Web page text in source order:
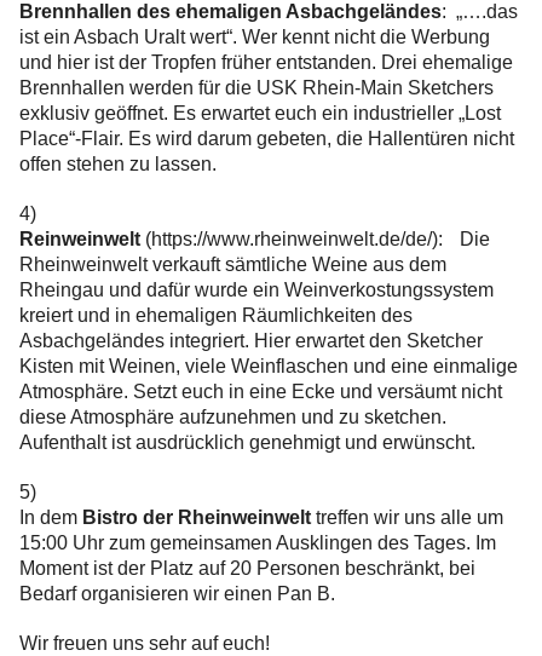
Brennhallen des ehemaligen Asbachgeländes: „….das
ist ein Asbach Uralt wert“. Wer kennt nicht die Werbung
und hier ist der Tropfen früher entstanden. Drei ehemalige
Brennhallen werden für die USK Rhein-Main Sketchers
exklusiv geöffnet. Es erwartet euch ein industrieller „Lost
Place“-Flair. Es wird darum gebeten, die Hallentüren nicht
offen stehen zu lassen.
4)
Reinweinwelt (https://www.rheinweinwelt.de/de/): Die
Rheinweinwelt verkauft sämtliche Weine aus dem
Rheingau und dafür wurde ein Weinverkostungssystem
kreiert und in ehemaligen Räumlichkeiten des
Asbachgeländes integriert. Hier erwartet den Sketcher
Kisten mit Weinen, viele Weinflaschen und eine einmalige
Atmosphäre. Setzt euch in eine Ecke und versäumt nicht
diese Atmosphäre aufzunehmen und zu sketchen.
Aufenthalt ist ausdrücklich genehmigt und erwünscht.
5)
In dem Bistro der Rheinweinwelt treffen wir uns alle um
15:00 Uhr zum gemeinsamen Ausklingen des Tages. Im
Moment ist der Platz auf 20 Personen beschränkt, bei
Bedarf organisieren wir einen Pan B.
Wir freuen uns sehr auf euch!